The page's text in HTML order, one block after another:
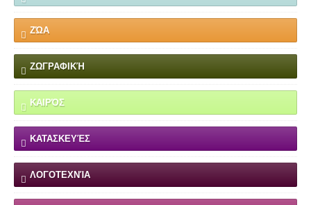
ΖΏΑ
ΖΩΓΡΑΦΙΚΉ
ΚΑΙΡΌΣ
ΚΑΤΑΣΚΕΥΈΣ
ΛΟΓΟΤΕΧΝΊΑ